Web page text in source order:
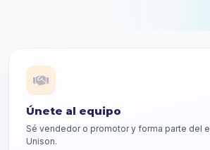
Únete al equipo
Sé vendedor o promotor y forma parte del
Unison.